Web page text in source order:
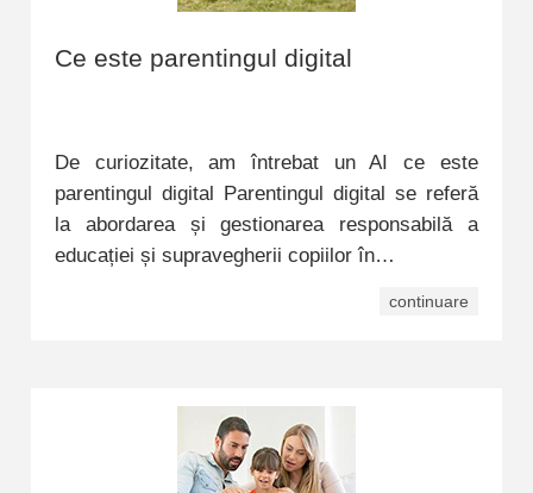
Ce este parentingul digital
De curiozitate, am întrebat un AI ce este
parentingul digital Parentingul digital se referă
la abordarea și gestionarea responsabilă a
educației și supravegherii copiilor în…
continuare